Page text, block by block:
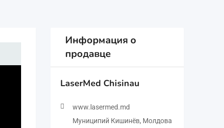
Информация о
продавце
LaserMed Chisinau
www.lasermed.md
Муниципий Кишинёв, Молдова